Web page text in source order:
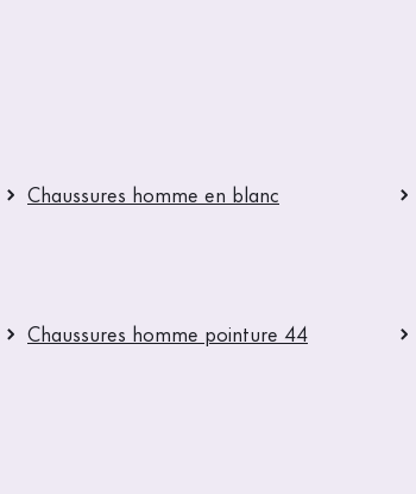
Chaussures homme en blanc
Chaussures homme pointure 44